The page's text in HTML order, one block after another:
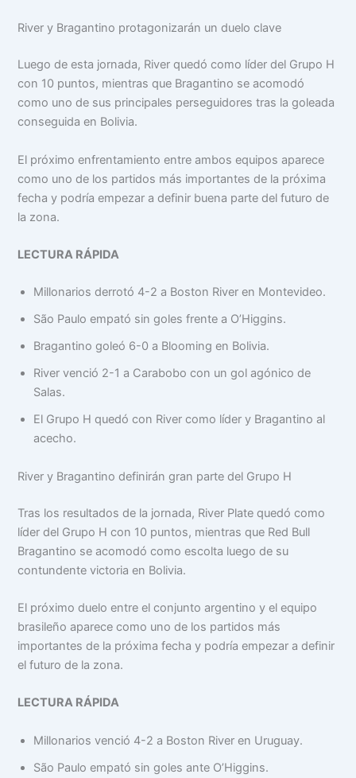
River y Bragantino protagonizarán un duelo clave
Luego de esta jornada, River quedó como líder del Grupo H
con 10 puntos, mientras que Bragantino se acomodó
como uno de sus principales perseguidores tras la goleada
conseguida en Bolivia.
El próximo enfrentamiento entre ambos equipos aparece
como uno de los partidos más importantes de la próxima
fecha y podría empezar a definir buena parte del futuro de
la zona.
LECTURA RÁPIDA
Millonarios derrotó 4-2 a Boston River en Montevideo.
São Paulo empató sin goles frente a O’Higgins.
Bragantino goleó 6-0 a Blooming en Bolivia.
River venció 2-1 a Carabobo con un gol agónico de
Salas.
El Grupo H quedó con River como líder y Bragantino al
acecho.
River y Bragantino definirán gran parte del Grupo H
Tras los resultados de la jornada, River Plate quedó como
líder del Grupo H con 10 puntos, mientras que Red Bull
Bragantino se acomodó como escolta luego de su
contundente victoria en Bolivia.
El próximo duelo entre el conjunto argentino y el equipo
brasileño aparece como uno de los partidos más
importantes de la próxima fecha y podría empezar a definir
el futuro de la zona.
LECTURA RÁPIDA
Millonarios venció 4-2 a Boston River en Uruguay.
São Paulo empató sin goles ante O’Higgins.